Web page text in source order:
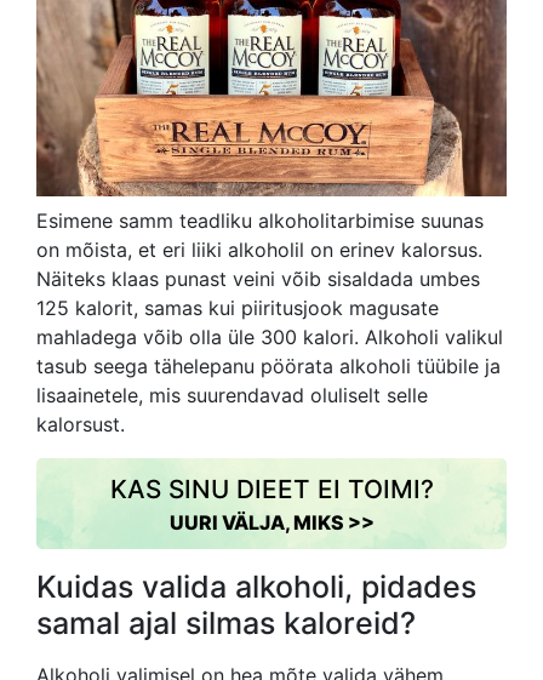
Esimene samm teadliku alkoholitarbimise suunas
on mõista, et eri liiki alkoholil on erinev kalorsus.
Näiteks klaas punast veini võib sisaldada umbes
125 kalorit, samas kui piiritusjook magusate
mahladega võib olla üle 300 kalori. Alkoholi valikul
tasub seega tähelepanu pöörata alkoholi tüübile ja
lisaainetele, mis suurendavad oluliselt selle
kalorsust.
KAS SINU DIEET EI TOIMI?
UURI VÄLJA, MIKS >>
Kuidas valida alkoholi, pidades
samal ajal silmas kaloreid?